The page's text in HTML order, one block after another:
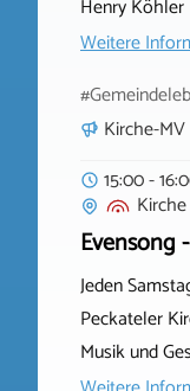
Henry Köhler
Weitere
Kirche-MV
15:00 -
Kirche
Evensong
Jeden
Peckateler
Musik und